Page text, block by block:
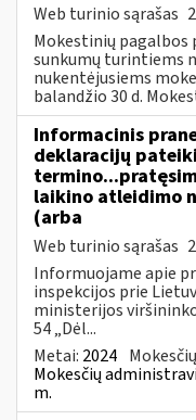
Web turinio sąrašas
Mokestinių
sunkumų turintiems
nukentėjusiems
balandžio 30 d.
Informacinis
deklaracijų
laikino atleidimo
(arba
Web turinio sąrašas
Informuojame apie
inspekcijos prie
ministerijos viršininko
54 „Dėl...
Metai: 2024
Mokesčių
m.